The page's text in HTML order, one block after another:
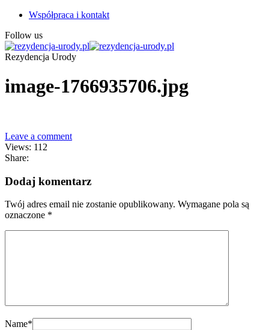
Współpraca i kontakt
Follow us
Rezydencja Urody
image-1766935706.jpg
Leave a comment
Views: 112
Share:
Dodaj komentarz
Twój adres email nie zostanie opublikowany. Wymagane pola są
oznaczone *
Name*